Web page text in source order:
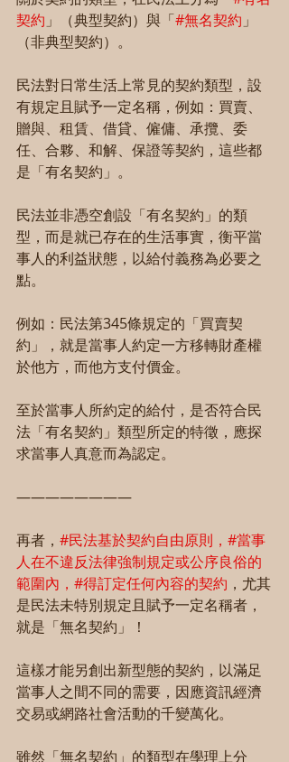
契約 」（典型契約）與「#無名契約 」
（非典型契約）。
民法對日常生活上常見的契約類型，設
有規定且賦予一定名稱，例如：買賣、
贈與、租賃、借貸、僱傭、承攬、委
任、合夥、和解、保證等契約，這些都
是「有名契約」。
民法並非憑空創設「有名契約」的類
型，而是就已存在的生活事實，衡平當
事人的利益狀態，以給付義務為必要之
點。
例如：民法第345條規定的「買賣契
約」，就是當事人約定一方移轉財產權
於他方，而他方支付價金。
至於當事人所約定的給付，是否符合民
法「有名契約」類型所定的特徵，應探
求當事人真意而為認定。
————————
再者， #民法基於契約自由原則 ， #當事
人在不違反法律強制規定或公序良俗的
範圍內 ， #得訂定任何內容的契約 ，尤其
是民法未特別規定且賦予一定名稱者，
就是「無名契約」！
這樣才能另創出新型態的契約，以滿足
當事人之間不同的需要，因應資訊經濟
交易或網路社會活動的千變萬化。
雖然「無名契約」的類型在學理上分